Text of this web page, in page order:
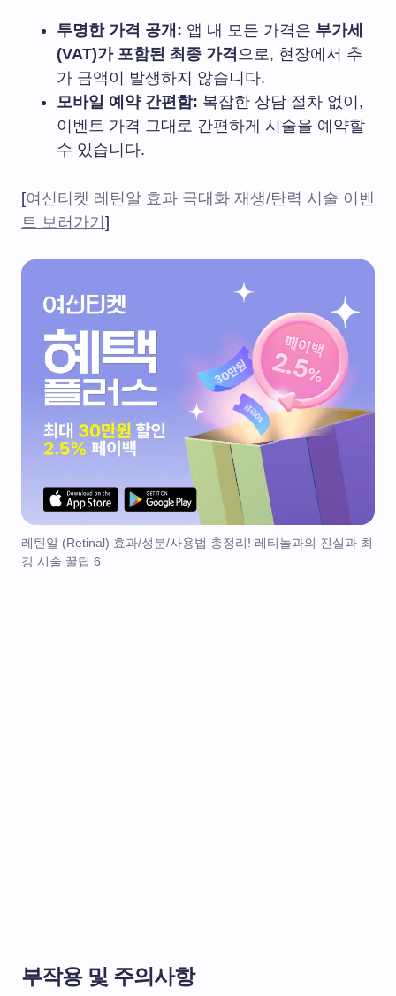
투명한 가격 공개: 앱 내 모든 가격은 부가세
(VAT)가 포함된 최종 가격 으로, 현장에서 추
가 금액이 발생하지 않습니다.
모바일 예약 간편함: 복잡한 상담 절차 없이,
이벤트 가격 그대로 간편하게 시술을 예약할
수 있습니다.
[여신티켓 레틴알 효과 극대화 재생/탄력 시술 이벤
트 보러가기]
레틴알 (Retinal) 효과/성분/사용법 총정리! 레티놀과의 진실과 최
강 시술 꿀팁 6
부작용 및 주의사항